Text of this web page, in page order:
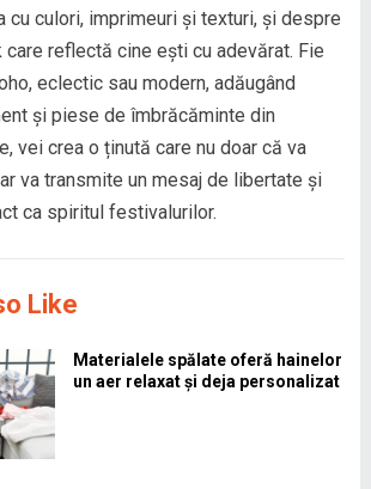
cu culori, imprimeuri și texturi, și despre
care reflectă cine ești cu adevărat. Fie
eclectic sau modern, adăugând
și piese de îmbrăcăminte din
vei crea o ținută care nu doar că va
va transmite un mesaj de libertate și
ca spiritul festivalurilor.
Like
Materialele spălate oferă hainelor
un aer relaxat și deja personalizat